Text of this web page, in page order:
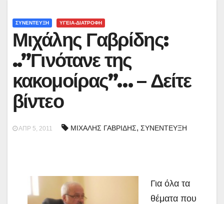
ΣΥΝΕΝΤΕΥΞΗ ΥΓΕΙΑ-ΔΙΑΤΡΟΦΗ
Μιχάλης Γαβρίδης:
..”Γινότανε της
κακομοίρας”… – Δείτε
βίντεο
ΑΠΡ 5, 2011 ΜΙΧΑΛΗΣ ΓΑΒΡΙΔΗΣ, ΣΥΝΕΝΤΕΥΞΗ
Για όλα τα
θέματα που